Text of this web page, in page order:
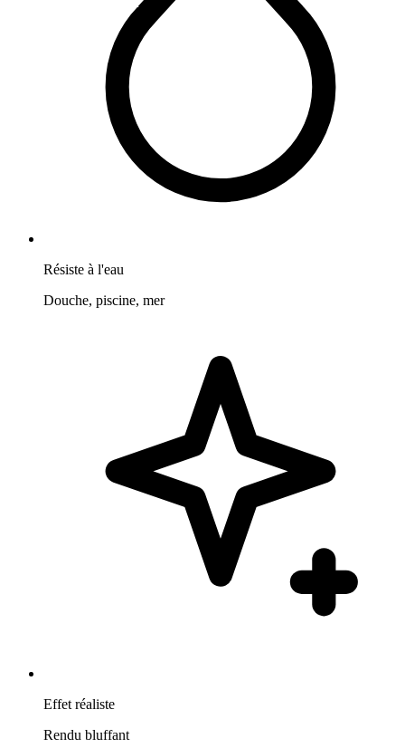
Résiste à l'eau
Douche, piscine, mer
Effet réaliste
Rendu bluffant